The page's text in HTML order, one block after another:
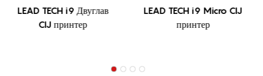
LEAD TECH i9 Двуглав
CIJ принтер
LEAD TECH i9 Micro CIJ
принтер